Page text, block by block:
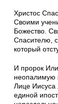
Христос
Своими
Божество.
Спасителю,
который
И пророк
неопалимую
Лице Иисуса
единой